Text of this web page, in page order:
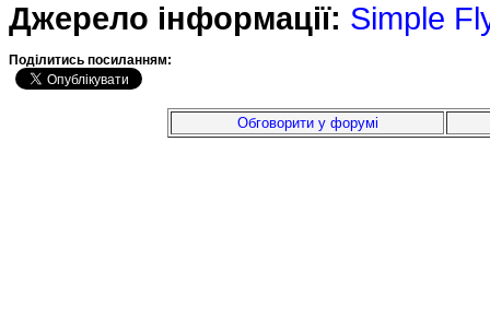
Джерело інформації: Simple
Подiлитись посиланням:
Обговорити у форумі